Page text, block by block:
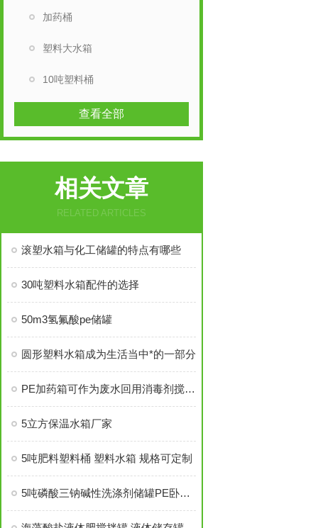
加药桶
塑料大水箱
10吨塑料桶
查看全部
相关文章
RELATED ARTICLES
滚塑水箱与化工储罐的特点有哪些
30吨塑料水箱配件的选择
50m3氢氟酸pe储罐
圆形塑料水箱成为生活当中*的一部分
PE加药箱可作为废水回用消毒剂搅拌桶
5立方保温水箱厂家
5吨肥料塑料桶 塑料水箱 规格可定制
5吨磷酸三钠碱性洗涤剂储罐PE卧式优势